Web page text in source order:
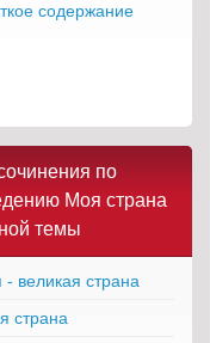
содержание
по
Моя страна
темы
- великая страна
страна